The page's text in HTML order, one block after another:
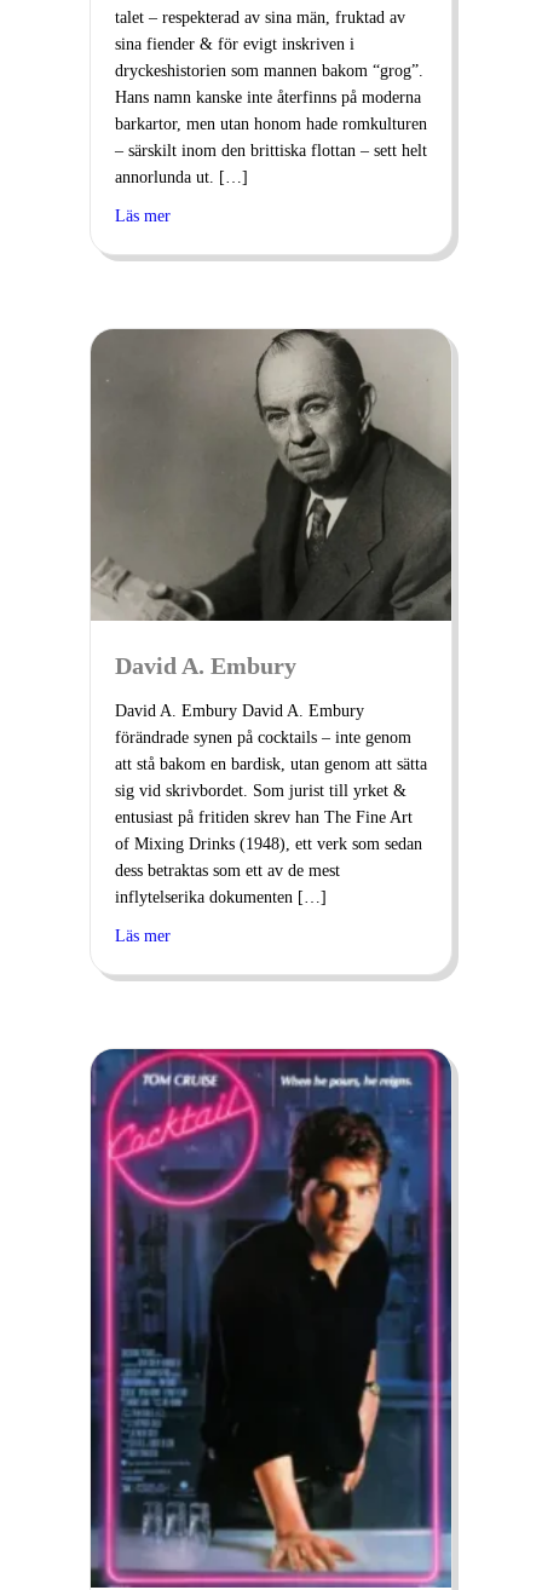
talet – respekterad av sina män, fruktad av
sina fiender & för evigt inskriven i
dryckeshistorien som mannen bakom “grog”.
Hans namn kanske inte återfinns på moderna
barkartor, men utan honom hade romkulturen
– särskilt inom den brittiska flottan – sett helt
annorlunda ut. […]
Läs mer
David A. Embury
David A. Embury David A. Embury
förändrade synen på cocktails – inte genom
att stå bakom en bardisk, utan genom att sätta
sig vid skrivbordet. Som jurist till yrket &
entusiast på fritiden skrev han The Fine Art
of Mixing Drinks (1948), ett verk som sedan
dess betraktas som ett av de mest
inflytelserika dokumenten […]
Läs mer